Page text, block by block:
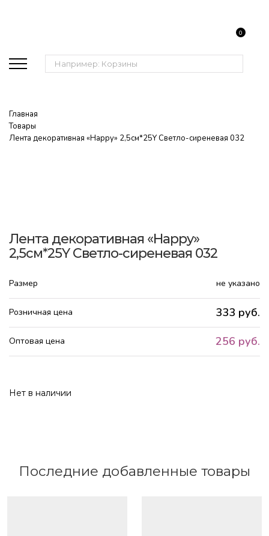
Поиск:
0
Главная
Товары
Лента декоративная «Happy» 2,5см*25Y Светло-сиреневая 032
Лента декоративная «Happy»
2,5см*25Y Светло-сиреневая 032
Размер не указано
Розничная цена 333 руб.
Оптовая цена 256 руб.
Нет в наличии
Последние добавленные товары